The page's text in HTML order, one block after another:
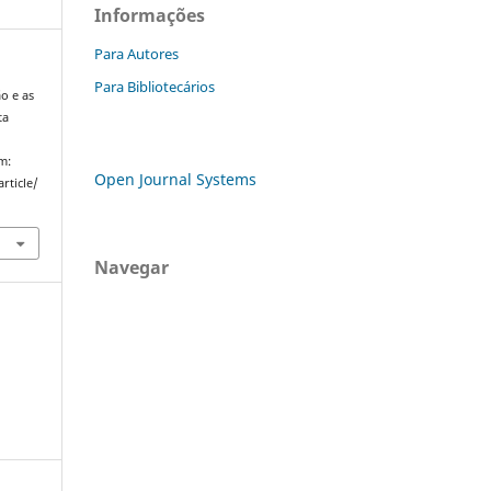
e as
Informações
Para Autores
Para Bibliotecários
Open Journal Systems
Navegar